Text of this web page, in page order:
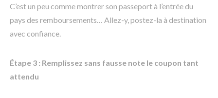
C’est un peu comme montrer son passeport à l’entrée du
pays des remboursements… Allez-y, postez-la à destination
avec confiance.
Étape 3 : Remplissez sans fausse note le coupon tant
attendu